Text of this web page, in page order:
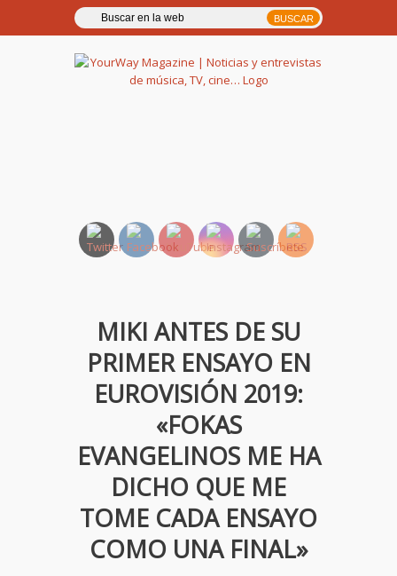
MIKI ANTES DE SU
PRIMER ENSAYO EN
EUROVISIÓN 2019:
«FOKAS
EVANGELINOS ME HA
DICHO QUE ME
TOME CADA ENSAYO
COMO UNA FINAL»